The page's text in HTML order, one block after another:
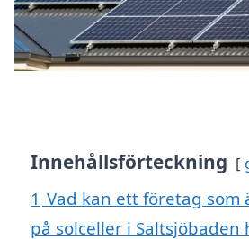
Innehållsförteckning
1 Vad kan ett företag som
på solceller i Saltsjöbaden